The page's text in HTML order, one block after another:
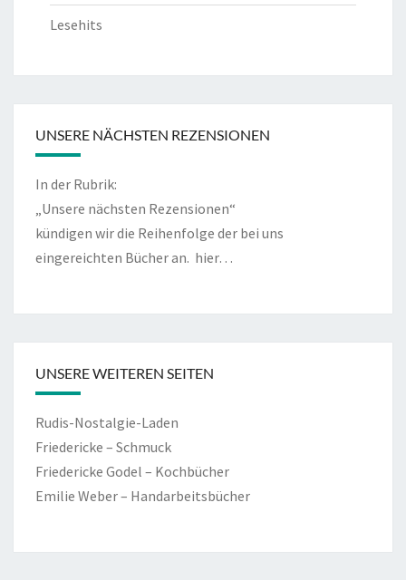
Lesehits
UNSERE NÄCHSTEN REZENSIONEN
In der Rubrik:
„Unsere nächsten Rezensionen“
kündigen wir die Reihenfolge der bei uns
eingereichten Bücher an. hier…
UNSERE WEITEREN SEITEN
Rudis-Nostalgie-Laden
Friedericke – Schmuck
Friedericke Godel – Kochbücher
Emilie Weber – Handarbeitsbücher